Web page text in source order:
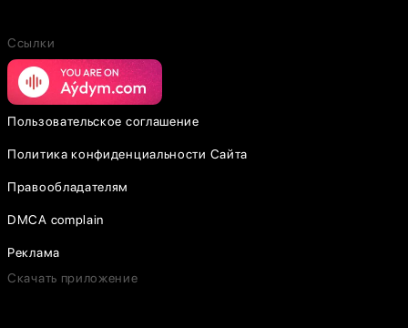
Ссылки
Пользовательское соглашение
Политика конфиденциальности Сайта
Правообладателям
DMCA complain
Реклама
Скачать приложение